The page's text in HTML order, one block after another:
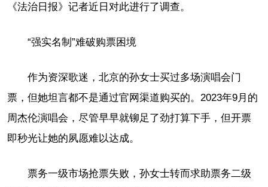
《法治日报》记者近日对此进行了调查。
“强实名制”难破购票困境
作为资深歌迷，北京的孙女士买过多场演唱会门
票，但她坦言都不是通过官网渠道购买的。2023年9月的
周杰伦演唱会，尽管早早就铆足了劲打算下手，但开票
即秒光让她的夙愿难以达成。
票务一级市场抢票失败，孙女士转而求助票务二级